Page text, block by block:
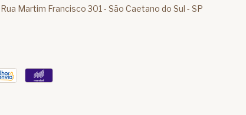
Rua Martim Francisco 301 - São Caetano do Sul - SP